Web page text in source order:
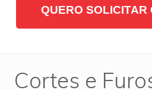
QUERO SOLICITAR
Cortes e